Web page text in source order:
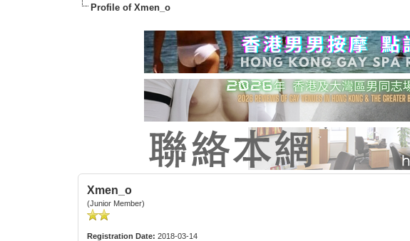
Profile of Xmen_o
Xmen_o
(Junior Member)
Registration Date: 2018-03-14